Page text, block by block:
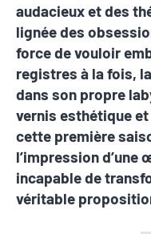
audacieux et des
lignée des
force de vouloir
registres à la fois,
dans son propre
vernis esthétique
cette première
l’impression
incapable de
véritable